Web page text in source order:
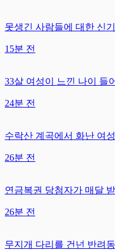
못생긴 사람들에 대한 신
15분 전
33살 여성이 느낀 나이 들
24분 전
수락산 계곡에서 화난 여
26분 전
연금복권 당첨자가 매달
26분 전
무지개 다리를 건넌 반려